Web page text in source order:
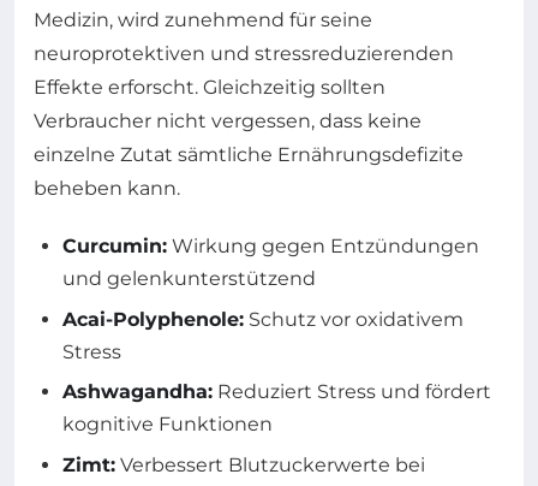
Medizin, wird zunehmend für seine
neuroprotektiven und stressreduzierenden
Effekte erforscht. Gleichzeitig sollten
Verbraucher nicht vergessen, dass keine
einzelne Zutat sämtliche Ernährungsdefizite
beheben kann.
Curcumin: Wirkung gegen Entzündungen
und gelenkunterstützend
Acai-Polyphenole: Schutz vor oxidativem
Stress
Ashwagandha: Reduziert Stress und fördert
kognitive Funktionen
Zimt: Verbessert Blutzuckerwerte bei